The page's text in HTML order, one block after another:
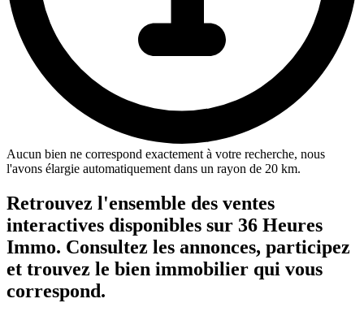
Aucun bien ne correspond exactement à votre recherche, nous
l'avons élargie automatiquement dans un rayon de 20 km.
Retrouvez l'ensemble des ventes
interactives disponibles sur 36 Heures
Immo. Consultez les annonces, participez
et trouvez le bien immobilier qui vous
correspond.